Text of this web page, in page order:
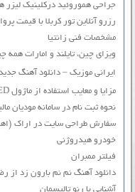
جراحی هموروئید درکلینیک لیزر
رزرو آنلاین تور کربلا با قیمت
مشخصات فنی زانتیا
ویزای چین، تایلند و امارات همه
ایرانی موزیک – دانلود آهنگ
مزایا و معایب استفاده از ماژول LED در روشنایی خانگی
نحوه ثبت نام در سامانه مودیان
سفارش طراحی سایت در اراک
خودرو هیدروژنی
فیلتر ممبران
دانلود آهنگ نم نم بارون زد از
آشنایی با رنو تالیسمان